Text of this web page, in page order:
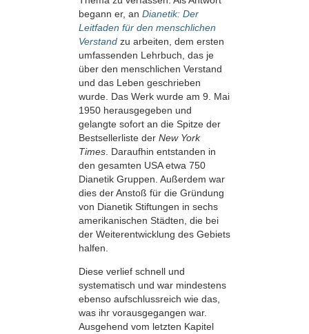
begann er, an Dianetik: Der
Leitfaden für den menschlichen
Verstand zu arbeiten, dem ersten
umfassenden Lehrbuch, das je
über den menschlichen Verstand
und das Leben geschrieben
wurde. Das Werk wurde am 9. Mai
1950 herausgegeben und
gelangte sofort an die Spitze der
Bestsellerliste der New York
Times . Daraufhin entstanden in
den gesamten USA etwa 750
Dianetik Gruppen. Außerdem war
dies der Anstoß für die Gründung
von Dianetik Stiftungen in sechs
amerikanischen Städten, die bei
der Weiterentwicklung des Gebiets
halfen.
Diese verlief schnell und
systematisch und war mindestens
ebenso aufschlussreich wie das,
was ihr vorausgegangen war.
Ausgehend vom letzten Kapitel